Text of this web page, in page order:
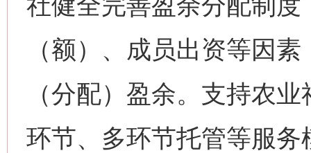
（额）、成员出资等因
（分配）盈余。支持农
环节、多环节托管等服务